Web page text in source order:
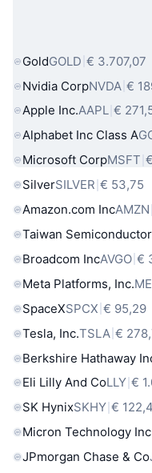
Populaire
GoldGOLD € 3.707,07
Nvidia CorpNVDA €
Apple Inc.AAPL €
Alphabet Inc Class A
Microsoft CorpMSFT
SilverSILVER € 53,75
Amazon.com IncAMZN
Taiwan
Broadcom IncAVGO €
Meta Platforms, Inc.
SpaceXSPCX € 95,29
Tesla, Inc.TSLA €
Berkshire Hathaway
Eli Lilly And CoLLY €
SK HynixSKHY €
Micron Technology Inc
JPmorgan Chase & Co